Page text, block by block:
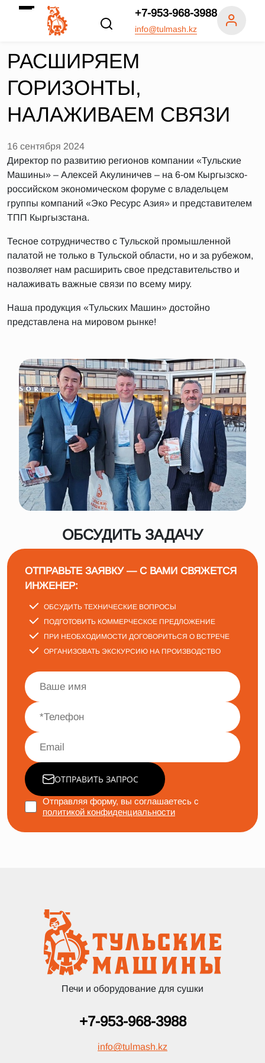
+7-953-968-3988
info@tulmash.kz
РАСШИРЯЕМ
ГОРИЗОНТЫ,
НАЛАЖИВАЕМ СВЯЗИ
16 сентября 2024
Директор по развитию регионов компании «Тульские
Машины» – Алексей Акулиничев – на 6-ом Кыргызско-
российском экономическом форуме с владельцем
группы компаний «Эко Ресурс Азия» и представителем
ТПП Кыргызстана.
Тесное сотрудничество с Тульской промышленной
палатой не только в Тульской области, но и за рубежом,
позволяет нам расширить свое представительство и
налаживать важные связи по всему миру.
Наша продукция «Тульских Машин» достойно
представлена на мировом рынке!
ОБСУДИТЬ ЗАДАЧУ
ОТПРАВЬТЕ ЗАЯВКУ — С ВАМИ СВЯЖЕТСЯ
ИНЖЕНЕР:
ОБСУДИТЬ ТЕХНИЧЕСКИЕ ВОПРОСЫ
ПОДГОТОВИТЬ КОММЕРЧЕСКОЕ ПРЕДЛОЖЕНИЕ
ПРИ НЕОБХОДИМОСТИ ДОГОВОРИТЬСЯ О ВСТРЕЧЕ
ОРГАНИЗОВАТЬ ЭКСКУРСИЮ НА ПРОИЗВОДСТВО
ОТПРАВИТЬ ЗАПРОС
Отправляя форму, вы соглашаетесь с
политикой конфиденциальности
Печи и оборудование для сушки
+7-953-968-3988
info@tulmash.kz